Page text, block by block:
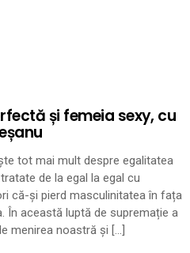
și femeia sexy, cu
tot mai mult despre egalitatea
de la egal la egal cu
că-și pierd masculinitatea în fața
În această luptă de supremație a
menirea noastră și […]